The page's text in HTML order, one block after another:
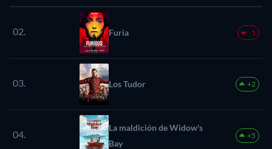
02. Furia -1
03. Los Tudor +2
04.
La maldición de Widow's
Bay
+5